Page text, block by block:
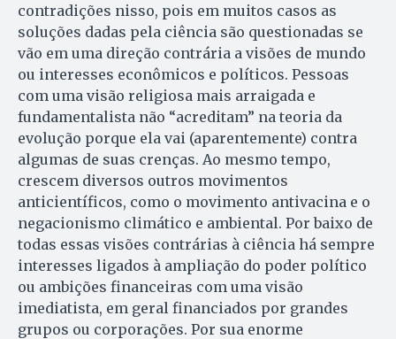
contradições nisso, pois em muitos casos as
soluções dadas pela ciência são questionadas se
vão em uma direção contrária a visões de mundo
ou interesses econômicos e políticos. Pessoas
com uma visão religiosa mais arraigada e
fundamentalista não “acreditam” na teoria da
evolução porque ela vai (aparentemente) contra
algumas de suas crenças. Ao mesmo tempo,
crescem diversos outros movimentos
anticientíficos, como o movimento antivacina e o
negacionismo climático e ambiental. Por baixo de
todas essas visões contrárias à ciência há sempre
interesses ligados à ampliação do poder político
ou ambições financeiras com uma visão
imediatista, em geral financiados por grandes
grupos ou corporações. Por sua enorme